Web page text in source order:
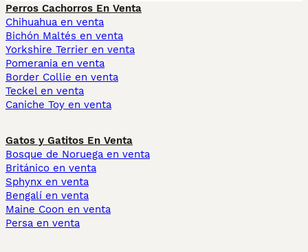
Perros Cachorros En Venta
Chihuahua en venta
Bichón Maltés en venta
Yorkshire Terrier en venta
Pomerania en venta
Border Collie en venta
Teckel en venta
Caniche Toy en venta
Gatos y Gatitos En Venta
Bosque de Noruega en venta
Británico en venta
Sphynx en venta
Bengalí en venta
Maine Coon en venta
Persa en venta